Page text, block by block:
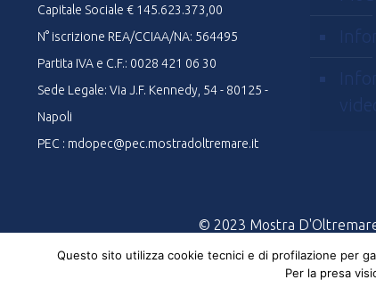
Capitale Sociale € 145.623.373,00
N° iscrizione REA/CCIAA/NA: 564495
Partita IVA e C.F.: 0028 421 06 30
Sede Legale: Via J.F. Kennedy, 54 - 80125 -
Napoli
PEC : mdopec@pec.mostradoltremare.it
© 2023 Mostra
Questo sito utilizza cookie tecnici e di profilazione per
Per la presa